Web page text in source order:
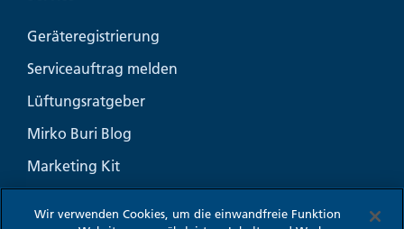
Geräteregistrierung
Serviceauftrag melden
Lüftungsratgeber
Mirko Buri Blog
Marketing Kit
Wir verwenden Cookies, um die einwandfreie Funktion